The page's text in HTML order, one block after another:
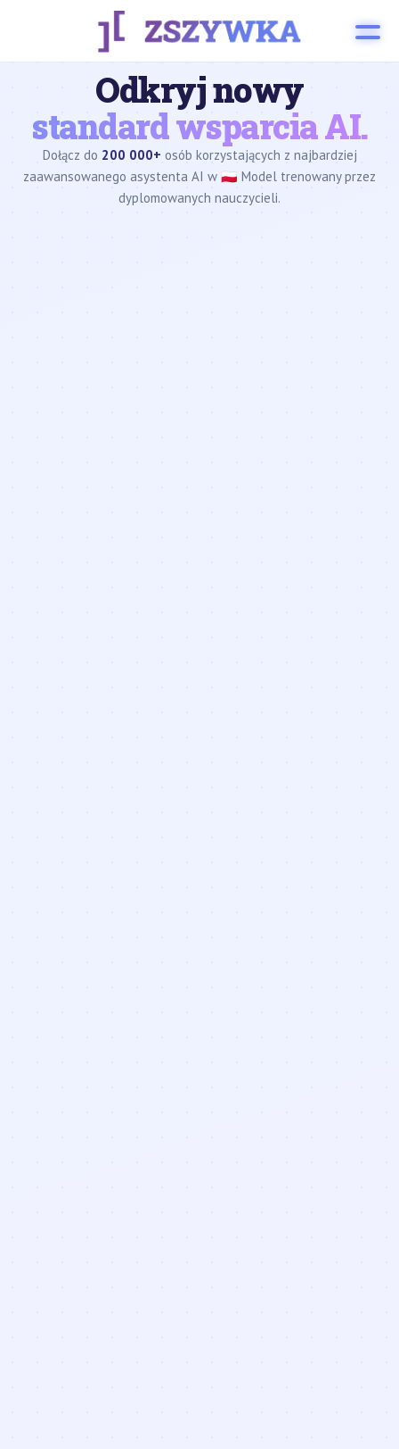
Odkryj nowy
standard wsparcia AI.
Dołącz do 200 000+ osób korzystających z najbardziej
zaawansowanego asystenta AI w 🇵🇱 Model trenowany przez
dyplomowanych nauczycieli.